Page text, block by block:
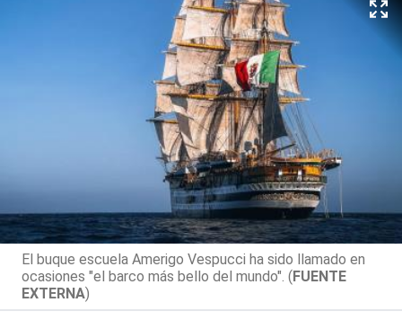
El buque escuela Amerigo Vespucci ha sido llamado en
ocasiones "el barco más bello del mundo". (FUENTE
EXTERNA)